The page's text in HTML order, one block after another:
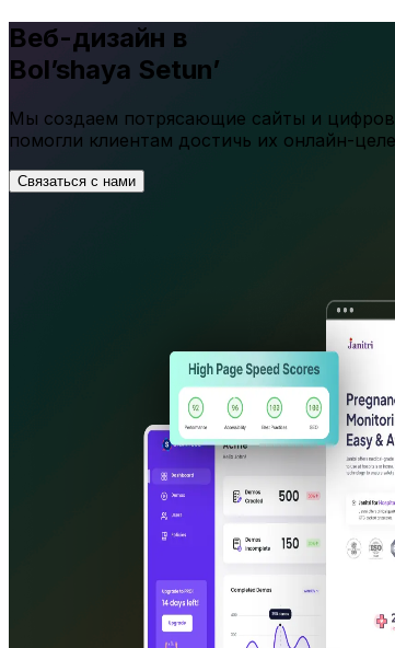
Веб-дизайн в
Bol’shaya Setun’
Мы создаем потрясающие сайты и
помогли клиентам достичь их онлайн-
Связаться с нами